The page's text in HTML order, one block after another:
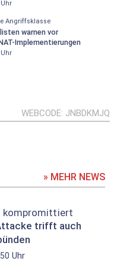
Angriffsklasse
warnen vor
Implementierungen
WEBCODE JNBDKMJQ
» MEHR NEWS
kompromittiert
trifft auch
Uhr